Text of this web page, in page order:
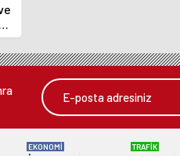
EKONOMİ TRAFİK